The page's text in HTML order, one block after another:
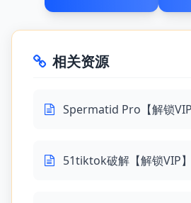
相关资源
Spermatid Pro【解锁
51tiktok破解【解锁VIP